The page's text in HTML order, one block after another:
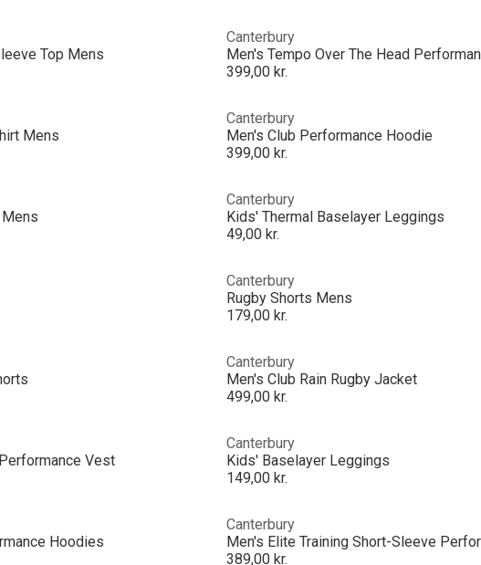
Top Mens
Canterbury
399,00 kr.
Mens
Canterbury
Men's Club Performance Hoodie
399,00 kr.
Canterbury
Kids' Thermal Baselayer Leggings
49,00 kr.
Canterbury
Rugby Shorts Mens
179,00 kr.
Canterbury
Men's Club Rain Rugby Jacket
499,00 kr.
Vest
Canterbury
Kids' Baselayer Leggings
149,00 kr.
Hoodies
Canterbury
389,00 kr.